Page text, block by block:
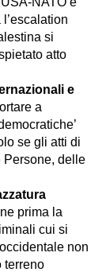
si
atto
e
a
se gli atti di
Persone, delle
prima la
cui si
non
terreno